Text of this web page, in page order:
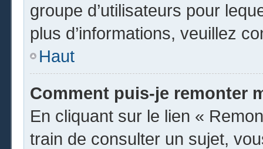
groupe d’utilisateurs pour
plus d’informations, veuillez
Haut
Comment puis-je remonter
En cliquant sur le lien «
train de consulter un sujet,